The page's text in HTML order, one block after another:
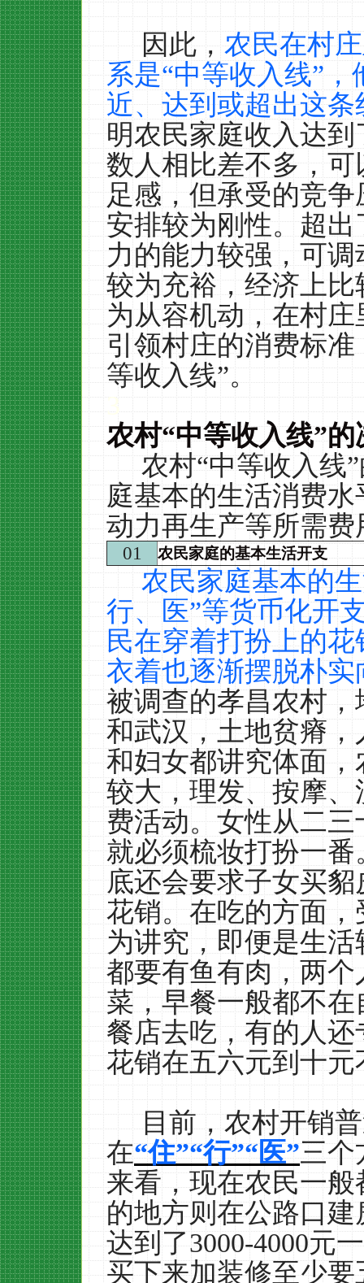
因此，农民在村
系是“中等收入线”
近、达到或超出这条
明农民家庭收入达
数人相比差不多，
足感，但承受的竞
安排较为刚性。超
力的能力较强，可
较为充裕，经济上
为从容机动，在村
引领村庄的消费标
等收入线”。
3
农村“中等收入线”的
农村“中等收入线
庭基本的生活消费
动力再生产等所需
01 农民家庭的基本生活开支
农民家庭基本的
行、医”等货币化开
民在穿着打扮上的
衣着也逐渐摆脱朴
被调查的孝昌农村
和武汉，土地贫瘠
和妇女都讲究体面
较大，理发、按摩
费活动。女性从二
就必须梳妆打扮一
底还会要求子女买
花销。在吃的方面
为讲究，即便是生
都要有鱼有肉，两
菜，早餐一般都不
餐店去吃，有的人
花销在五六元到十元
目前，农村开销
在“住”“行”“医”三个
来看，现在农民一
的地方则在公路口
达到了3000-4000元
买下来加装修至少